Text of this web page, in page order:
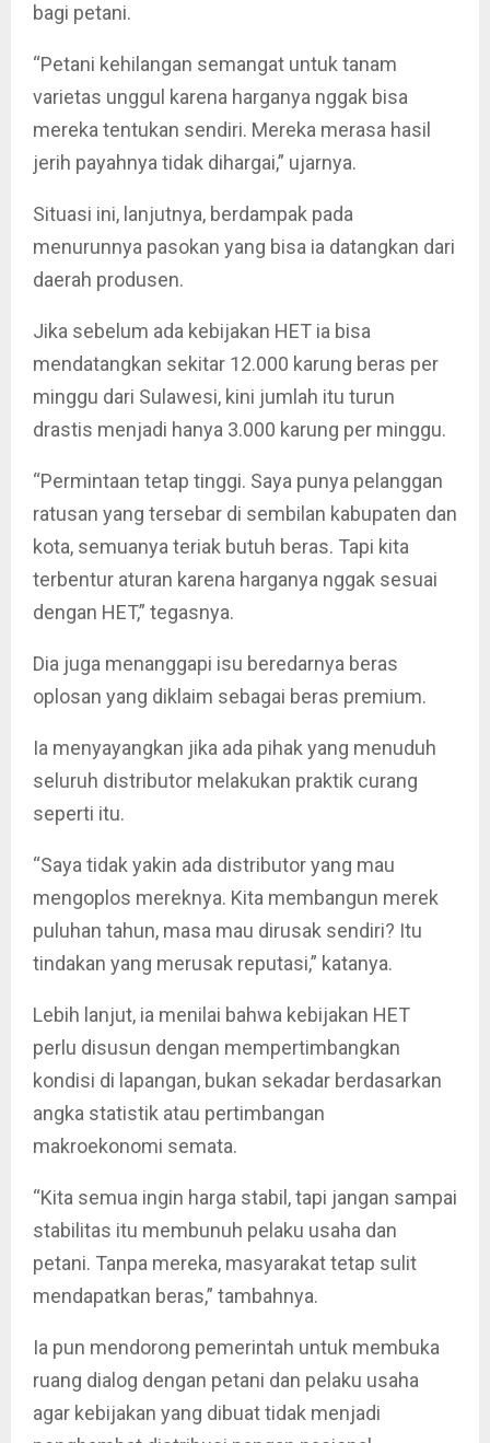
bagi petani.
“Petani kehilangan semangat untuk tanam
varietas unggul karena harganya nggak bisa
mereka tentukan sendiri. Mereka merasa hasil
jerih payahnya tidak dihargai,” ujarnya.
Situasi ini, lanjutnya, berdampak pada
menurunnya pasokan yang bisa ia datangkan dari
daerah produsen.
Jika sebelum ada kebijakan HET ia bisa
mendatangkan sekitar 12.000 karung beras per
minggu dari Sulawesi, kini jumlah itu turun
drastis menjadi hanya 3.000 karung per minggu.
“Permintaan tetap tinggi. Saya punya pelanggan
ratusan yang tersebar di sembilan kabupaten dan
kota, semuanya teriak butuh beras. Tapi kita
terbentur aturan karena harganya nggak sesuai
dengan HET,” tegasnya.
Dia juga menanggapi isu beredarnya beras
oplosan yang diklaim sebagai beras premium.
Ia menyayangkan jika ada pihak yang menuduh
seluruh distributor melakukan praktik curang
seperti itu.
“Saya tidak yakin ada distributor yang mau
mengoplos mereknya. Kita membangun merek
puluhan tahun, masa mau dirusak sendiri? Itu
tindakan yang merusak reputasi,” katanya.
Lebih lanjut, ia menilai bahwa kebijakan HET
perlu disusun dengan mempertimbangkan
kondisi di lapangan, bukan sekadar berdasarkan
angka statistik atau pertimbangan
makroekonomi semata.
“Kita semua ingin harga stabil, tapi jangan sampai
stabilitas itu membunuh pelaku usaha dan
petani. Tanpa mereka, masyarakat tetap sulit
mendapatkan beras,” tambahnya.
Ia pun mendorong pemerintah untuk membuka
ruang dialog dengan petani dan pelaku usaha
agar kebijakan yang dibuat tidak menjadi